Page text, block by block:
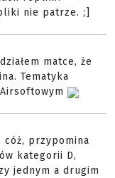
nie patrze. ;]
matce, że
Tematyka
cóż, przypomina
kategorii D,
jednym a drugim